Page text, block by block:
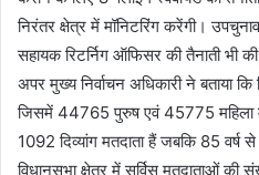
निरंतर क्षेत्र में मॉनिटरिंग करेंगी।
सहायक रिटर्निग ऑफिसर की तैनाती भी
अपर मुख्य निर्वाचन अधिकारी ने बताया
जिसमें 44765 पुरुष एवं 45775 महिला
1092 दिव्यांग मतदाता हैं जबकि 85
विधानसभा क्षेत्र में सर्विस मतदाताओं